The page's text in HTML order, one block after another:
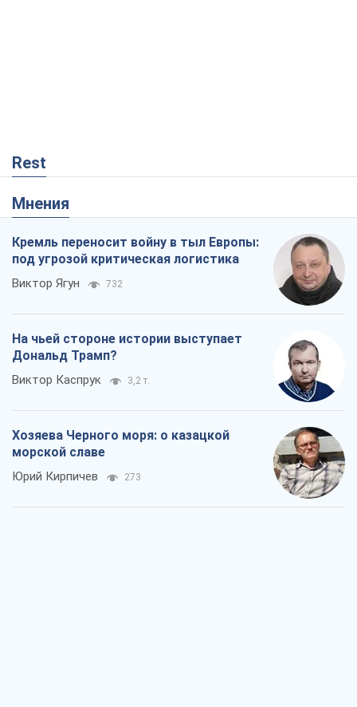
Rest
Мнения
Кремль переносит войну в тыл Европы:
под угрозой критическая логистика
Виктор Ягун 732
На чьей стороне истории выступает
Дональд Трамп?
Виктор Каспрук 3,2 т.
Хозяева Черного моря: о казацкой
морской славе
Юрий Кирпичев 273